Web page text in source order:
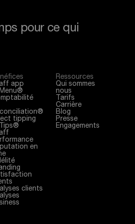
pour ce qui
app
tipping
en
clients
Ressources
Qui sommes
nous
Tarifs
Carrière
Blog
Presse
Engagements